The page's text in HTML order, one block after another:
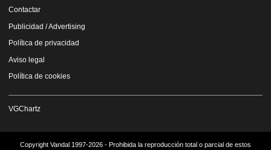
Contactar
Publicidad / Advertising
Política de privacidad
Aviso legal
Política de cookies
VGChartz
Copyright Vandal 1997-2026 - Prohibida la reproducción total o parcial de estos